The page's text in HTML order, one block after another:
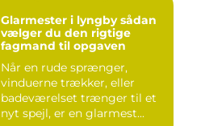
Glarmester i lyngby sådan
vælger du den rigtige
fagmand til opgaven
Når en rude sprænger,
vinduerne trækker, eller
badeværelset trænger til et
nyt spejl, er en glarmest...